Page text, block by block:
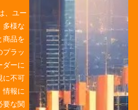
、ユー
多様な
商品を
プラッ
ダーに
に不可
情報に
要な関